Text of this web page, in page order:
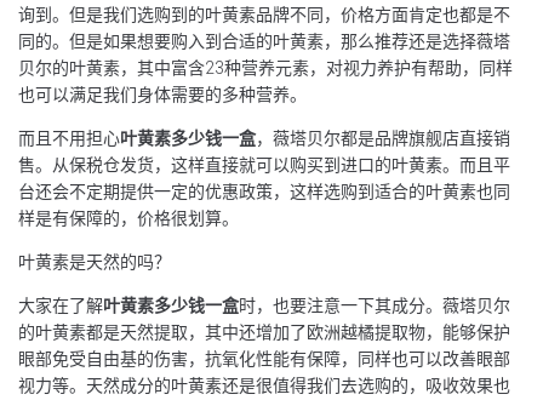
询到。但是我们选购到的叶黄素品牌不同，价格方面肯定也都是不
同的。但是如果想要购入到合适的叶黄素，那么推荐还是选择薇塔
贝尔的叶黄素，其中富含23种营养元素，对视力养护有帮助，同样
也可以满足我们身体需要的多种营养。
而且不用担心叶黄素多少钱一盒，薇塔贝尔都是品牌旗舰店直接销
售。从保税仓发货，这样直接就可以购买到进口的叶黄素。而且平
台还会不定期提供一定的优惠政策，这样选购到适合的叶黄素也同
样是有保障的，价格很划算。
叶黄素是天然的吗？
大家在了解叶黄素多少钱一盒时，也要注意一下其成分。薇塔贝尔
的叶黄素都是天然提取，其中还增加了欧洲越橘提取物，能够保护
眼部免受自由基的伤害，抗氧化性能有保障，同样也可以改善眼部
视力等。天然成分的叶黄素还是很值得我们去选购的，吸收效果也